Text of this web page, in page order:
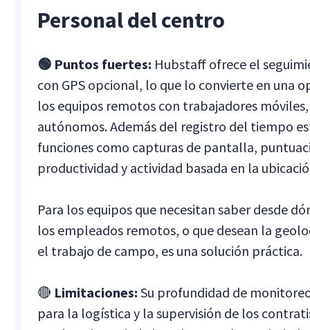
Personal del centro
🟢 Puntos fuertes: Hubstaff ofrece el
con GPS opcional, lo que lo convierte en una
los equipos remotos con trabajadores
autónomos. Además del registro del tiempo
funciones como capturas de pantalla,
productividad y actividad basada en la
Para los equipos que necesitan saber desde
los empleados remotos, o que desean la
el trabajo de campo, es una solución práctica.
🔴 Limitaciones: Su profundidad de
para la logística y la supervisión de los